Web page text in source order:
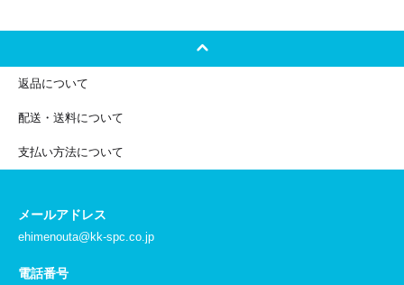
返品について
配送・送料について
支払い方法について
メールアドレス
ehimenouta@kk-spc.co.jp
電話番号